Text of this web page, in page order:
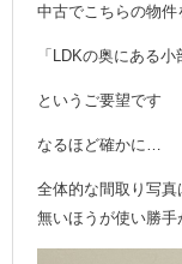
中古でこちらの物
「LDKの奥にある
というご要望です
なるほど確かに…
全体的な間取り写真
無いほうが使い勝手